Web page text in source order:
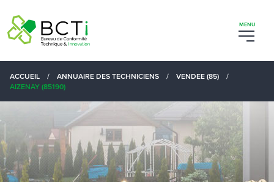
ACCUEIL / ANNUAIRE DES TECHNICIENS / VENDEE (85)
/
AIZENAY (85190)